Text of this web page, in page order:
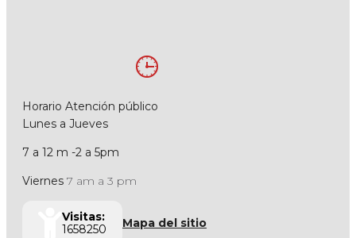
Horario Atención público
Lunes a Jueves
7 a 12 m -2 a 5pm
Viernes 7 am a 3 pm
Visitas:
1658250
Mapa del sitio